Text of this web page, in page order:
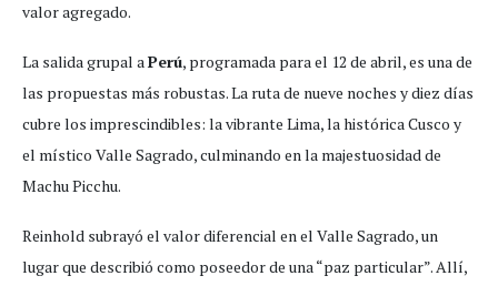
valor agregado.
La salida grupal aPerú, programada para el 12 de abril, es una de
las propuestas más robustas. La ruta de nueve noches y diez días
cubre los imprescindibles: la vibrante Lima, la histórica Cusco y
el místico Valle Sagrado, culminando en la majestuosidad de
Machu Picchu.
Reinhold subrayó el valor diferencial en el Valle Sagrado, un
lugar que describió como poseedor de una “paz particular”. Allí,